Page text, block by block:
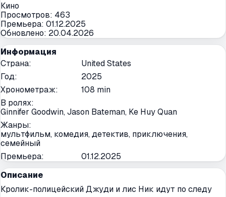
Кино
Просмотров: 463
Премьера: 01.12.2025
Обновлено: 20.04.2026
Информация
Страна:
United States
Год:
2025
Хронометраж:
108 min
В ролях:
Ginnifer Goodwin, Jason Bateman, Ke Huy Quan
Жанры:
мультфильм, комедия, детектив, приключения,
семейный
Премьера:
01.12.2025
Описание
Кролик-полицейский Джуди и лис Ник идут по следу